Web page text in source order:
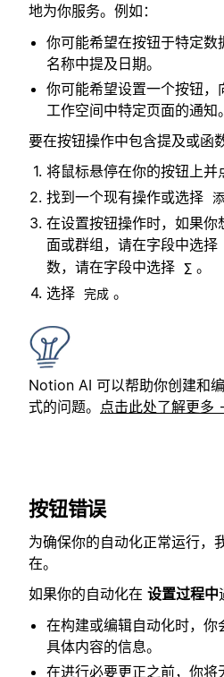
地为你服务。例如：
你可能希望在按钮于特定数
名称中提及日期。
你可能希望设置一个按钮
工作空间中特定页面的通知。
要在按钮操作中包含提及或函数
将鼠标悬停在你的按钮上并
找到一个现有操作或选择
在设置按钮操作时，如果你
面或群组，请在字段中选择
数，请在字段中选择 ∑ 。
选择 完成 。
Notion AI 可以帮助你创建和
式的问题。 点击此处了解更多
按钮错误
为确保你的自动化正常运行，
在。
如果你的自动化在 设置过程中
在构建或编辑自动化时，你
具体内容的信息。
在进行必要更正之前，你将